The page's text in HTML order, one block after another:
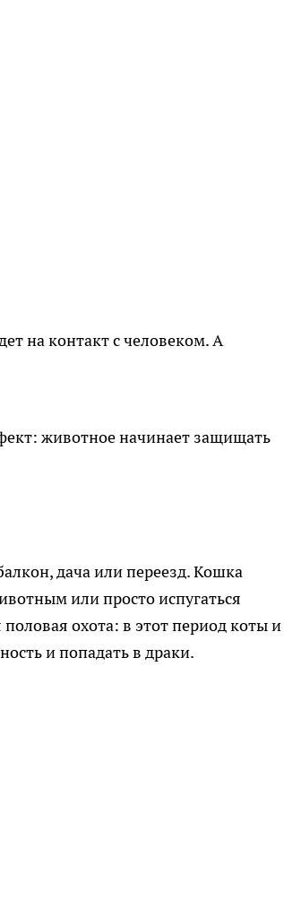
на контакт с человеком. А
животное начинает защищать
дача или переезд. Кошка
или просто испугаться
охота: в этот период коты и
и попадать в драки.